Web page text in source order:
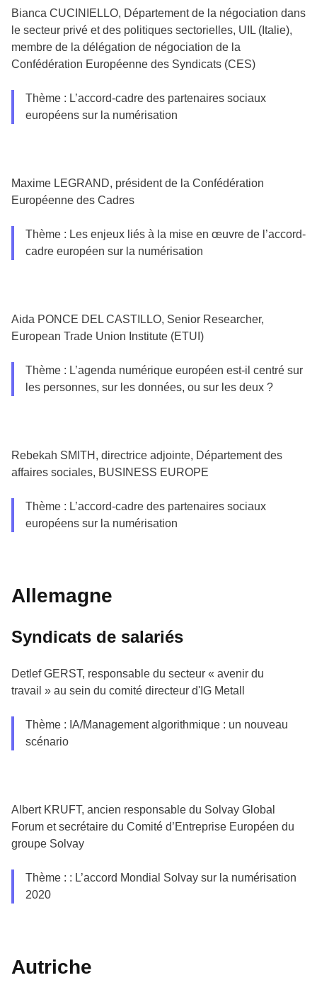
Bianca CUCINIELLO, Département de la négociation dans
le secteur privé et des politiques sectorielles, UIL (Italie),
membre de la délégation de négociation de la
Confédération Européenne des Syndicats (CES)
Thème : L’accord-cadre des partenaires sociaux
européens sur la numérisation
Maxime LEGRAND, président de la Confédération
Européenne des Cadres
Thème : Les enjeux liés à la mise en œuvre de l’accord-
cadre européen sur la numérisation
Aida PONCE DEL CASTILLO, Senior Researcher,
European Trade Union Institute (ETUI)
Thème : L’agenda numérique européen est-il centré sur
les personnes, sur les données, ou sur les deux ?
Rebekah SMITH, directrice adjointe, Département des
affaires sociales, BUSINESS EUROPE
Thème : L’accord-cadre des partenaires sociaux
européens sur la numérisation
Allemagne
Syndicats de salariés
Detlef GERST, responsable du secteur « avenir du
travail » au sein du comité directeur d'IG Metall
Thème : IA/Management algorithmique : un nouveau
scénario
Albert KRUFT, ancien responsable du Solvay Global
Forum et secrétaire du Comité d’Entreprise Européen du
groupe Solvay
Thème : : L’accord Mondial Solvay sur la numérisation
2020
Autriche